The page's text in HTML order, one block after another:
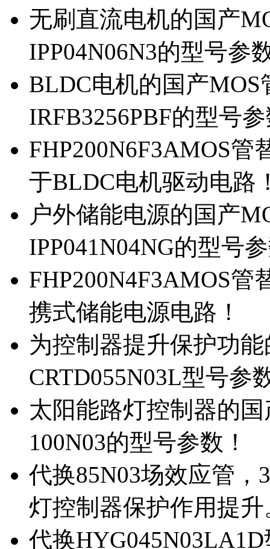
无刷直流电机的国产
IPP04N06N3的型号参
BLDC电机的国产MOS
IRFB3256PBF的型号
FHP200N6F3AMOS管
于BLDC电机驱动电路
户外储能电源的国产
IPP041N04NG的型号
FHP200N4F3AMOS管
携式储能电源电路！
为控制器提升保护功
CRTD055N03L型号参
太阳能路灯控制器的
100N03的型号参数！
代换85N03场效应管
灯控制器保护作用提升
代换